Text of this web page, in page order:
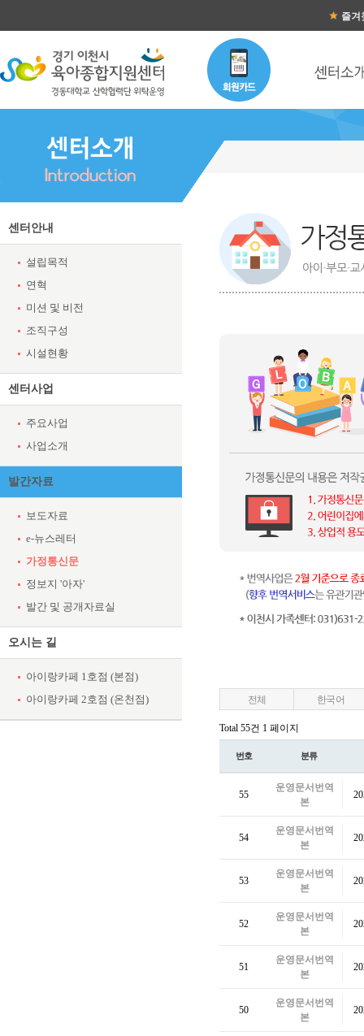
즐겨
센터안내
설립목적
연혁
미션 및 비전
조직구성
시설현황
센터사업
주요사업
사업소개
발간자료
보도자료
e-뉴스레터
가정통신문
정보지 '아자'
발간 및 공개자료실
오시는 길
아이랑카페 1호점 (본점)
아이랑카페 2호점 (온천점)
가정통신문 목록
전체 한국어
Total 55건 1 페이지
번호 분류
55
운영문서번역
본
54
운영문서번역
본
53
운영문서번역
본
52
운영문서번역
본
51
운영문서번역
본
50
운영문서번역
본